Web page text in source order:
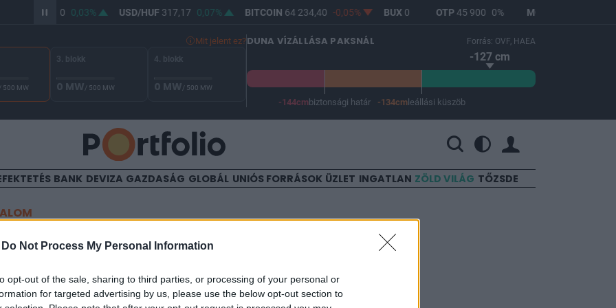
Do Not Process My Personal Information
opt-out of the sale, sharing to third parties, or processing of your personal or
for targeted advertising by us, please use the below opt-out section to
365,50 0,03% USD/HUF317,17 0,07% BITCOIN64 234,40 -0,05% BUX0 OTP45 900 0% MOL
Mit jelent ez?
/ 500 MW
3. blokk
0 MW/ 500 MW
4. blokk
0 MW/ 500 MW
DUNA VÍZÁLLÁSA PAKSNÁL Forrás: OVF, HAEA
-127 cm
-144cm biztonsági határ -134cm leállási küszöb
BANK DEVIZA GAZDASÁG GLOBÁL UNIÓS FORRÁSOK ÜZLET INGATLAN ZÖLD VILÁG TŐZSDE
a brit autópiac